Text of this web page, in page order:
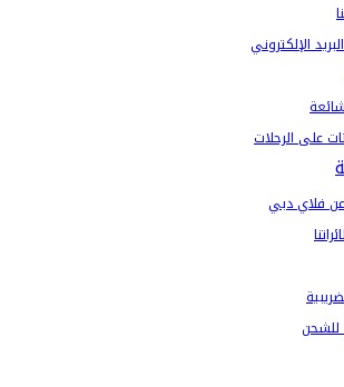
الإلكتروني
على الرحلات
فلاي دبي